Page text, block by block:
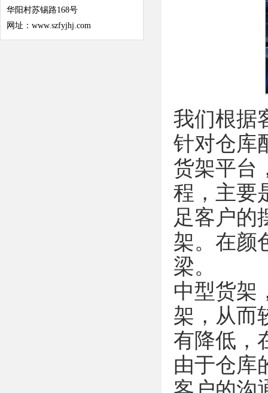
华阳村苏锡路168号
网址：www.szfyjhj.com
我们根据
针对仓库
货架平台
程，主要
足客户的
架。在颜
梁。
中型货架
架，从而
有降低，
由于仓库